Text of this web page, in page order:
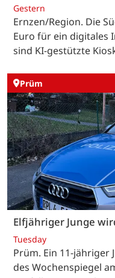
Gestern
Ernzen/Region. Die
Euro für ein digitales
sind KI-gestützte
Prüm
Elfjähriger Junge
Tuesday
Prüm. Ein 11-jähriger
des Wochenspiegel